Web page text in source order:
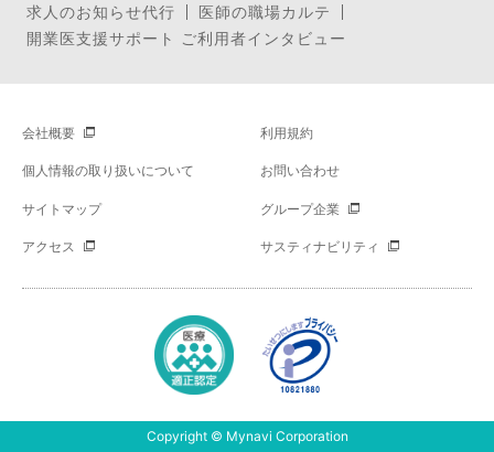
求人のお知らせ代行
医師の職場カルテ
開業医支援サポート ご利用者インタビュー
会社概要 利用規約
個人情報の取り扱いについて お問い合わせ
サイトマップ グループ企業
アクセス サスティナビリティ
Copyright © Mynavi Corporation